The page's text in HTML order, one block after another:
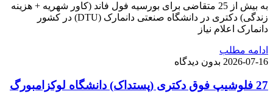
به بیش از 25 متقاضی برای بورسیه فول فاند (کاور شهریه + هزینه
زندگی) دکتری در دانشگاه صنعتی دانمارک (DTU) در کشور
دانمارک اعلام نیاز
ادامه مطلب
2026-07-16 بدون دیدگاه
27 فلوشیپ فوق دکتری (پستداک) دانشگاه لوکزامبورگ